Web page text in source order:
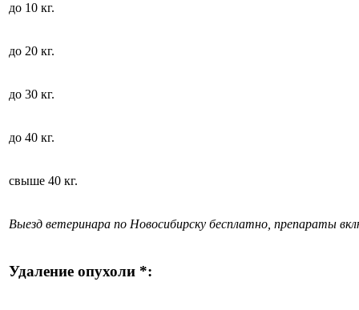
до 10 кг.
до 20 кг.
до 30 кг.
до 40 кг.
свыше 40 кг.
Выезд ветеринара по Новосибирску бесплатно, препараты
Удаление опухоли *: